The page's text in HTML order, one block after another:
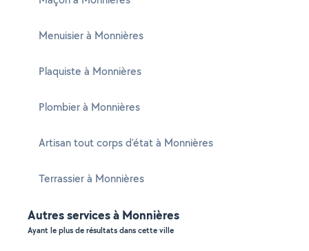
Menuisier à Monnières
Plaquiste à Monnières
Plombier à Monnières
Artisan tout corps d'état à Monnières
Terrassier à Monnières
Autres services à Monnières
Ayant le plus de résultats dans cette ville